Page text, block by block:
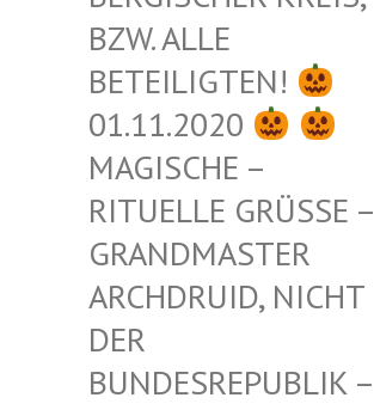
ZW. ALLE B
ETEILIGTEN!
01.11.2020
MAGISCHE –
RITUELLE GRÜSSE – G
RANDMASTER A
RCHDRUID, NICHT D
ER B
UNDESREPUBLIK – N